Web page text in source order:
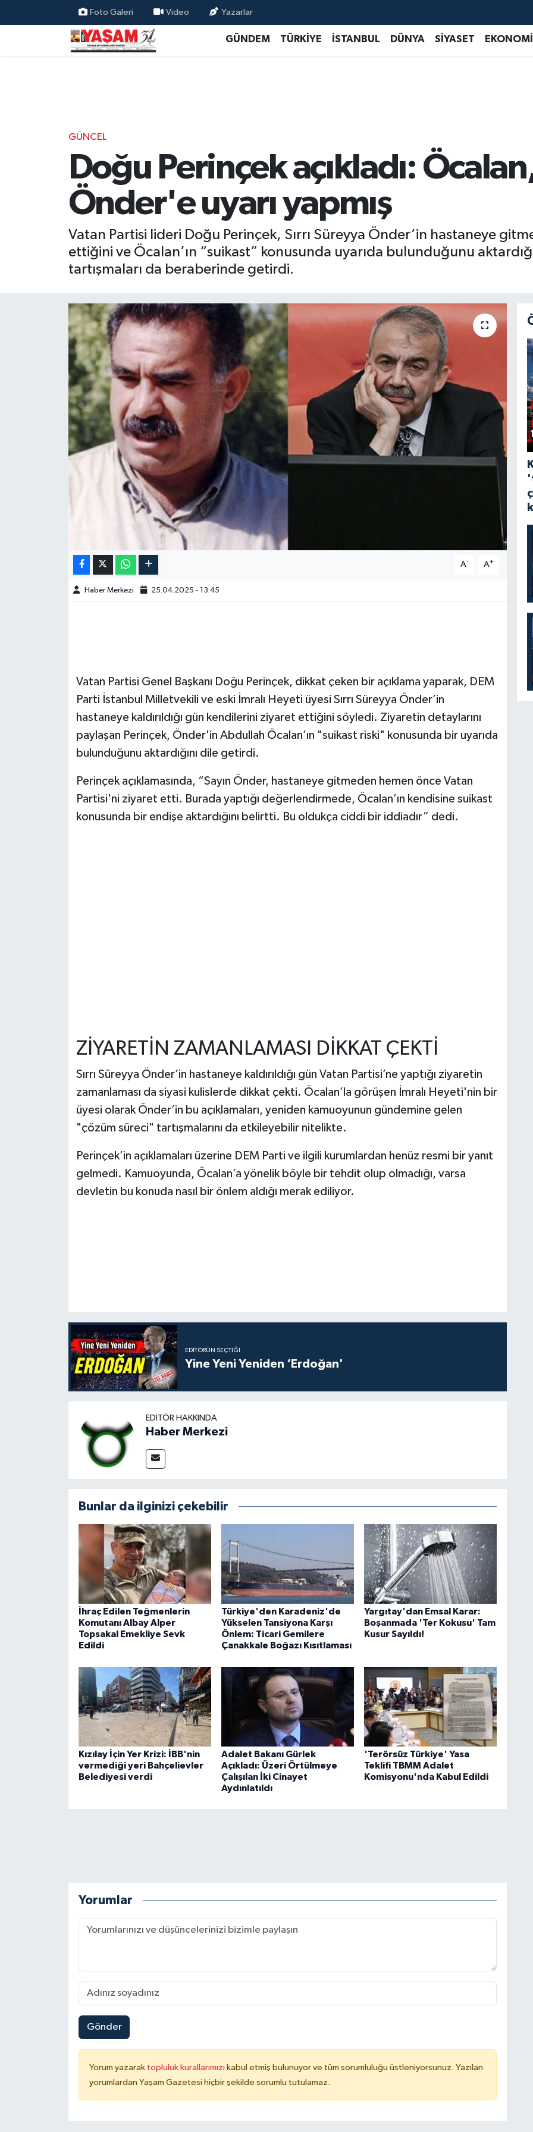
Foto Galeri Video Yazarlar
GÜNDEM TÜRKİYE İSTANBUL DÜNYA SİYASET EKONOMİ
GÜNCEL
Doğu Perinçek açıkladı:
Önder'e uyarı yapmış
Vatan Partisi lideri Doğu Perinçek, Sırrı Süreyya Önder’in hastaneye
ettiğini ve Öcalan’ın “suikast” konusunda uyarıda bulunduğunu
tartışmaları da beraberinde getirdi.
A- A+
Haber Merkezi 25.04.2025 - 13:45
Vatan Partisi Genel Başkanı Doğu Perinçek, dikkat çeken bir açıklama yaparak, DEM
Parti İstanbul Milletvekili ve eski İmralı Heyeti üyesi Sırrı Süreyya Önder’in
hastaneye kaldırıldığı gün kendilerini ziyaret ettiğini söyledi. Ziyaretin detaylarını
paylaşan Perinçek, Önder'in Abdullah Öcalan’ın "suikast riski" konusunda bir uyarıda
bulunduğunu aktardığını dile getirdi.
Perinçek açıklamasında, “Sayın Önder, hastaneye gitmeden hemen önce Vatan
Partisi'ni ziyaret etti. Burada yaptığı değerlendirmede, Öcalan’ın kendisine suikast
konusunda bir endişe aktardığını belirtti. Bu oldukça ciddi bir iddiadır” dedi.
ZİYARETİN ZAMANLAMASI DİKKAT ÇEKTİ
Sırrı Süreyya Önder’in hastaneye kaldırıldığı gün Vatan Partisi’ne yaptığı ziyaretin
zamanlaması da siyasi kulislerde dikkat çekti. Öcalan’la görüşen İmralı Heyeti'nin bir
üyesi olarak Önder’in bu açıklamaları, yeniden kamuoyunun gündemine gelen
"çözüm süreci" tartışmalarını da etkileyebilir nitelikte.
Perinçek’in açıklamaları üzerine DEM Parti ve ilgili kurumlardan henüz resmi bir yanıt
gelmedi. Kamuoyunda, Öcalan’a yönelik böyle bir tehdit olup olmadığı, varsa
devletin bu konuda nasıl bir önlem aldığı merak ediliyor.
EDITÖRÜN SEÇTIĞI
Yine Yeni Yeniden ‘Erdoğan'
EDITÖR HAKKINDA
Haber Merkezi
Bunlar da ilginizi çekebilir
İhraç Edilen Teğmenlerin
Komutanı Albay Alper
Topsakal Emekliye Sevk
Edildi
Türkiye'den Karadeniz'de
Yükselen Tansiyona Karşı
Önlem: Ticari Gemilere
Çanakkale Boğazı Kısıtlaması
Yargıtay'dan Emsal Karar:
Boşanmada 'Ter Kokusu' Tam
Kusur Sayıldı!
Kızılay İçin Yer Krizi: İBB'nin
vermediği yeri Bahçelievler
Belediyesi verdi
Adalet Bakanı Gürlek
Açıkladı: Üzeri Örtülmeye
Çalışılan İki Cinayet
Aydınlatıldı
'Terörsüz Türkiye' Yasa
Teklifi TBMM Adalet
Komisyonu'nda Kabul Edildi
Yorumlar
Gönder
Yorum yazarak topluluk kurallarımızı kabul etmiş bulunuyor ve tüm sorumluluğu üstleniyorsunuz. Yazılan
yorumlardan Yaşam Gazetesi hiçbir şekilde sorumlu tutulamaz.